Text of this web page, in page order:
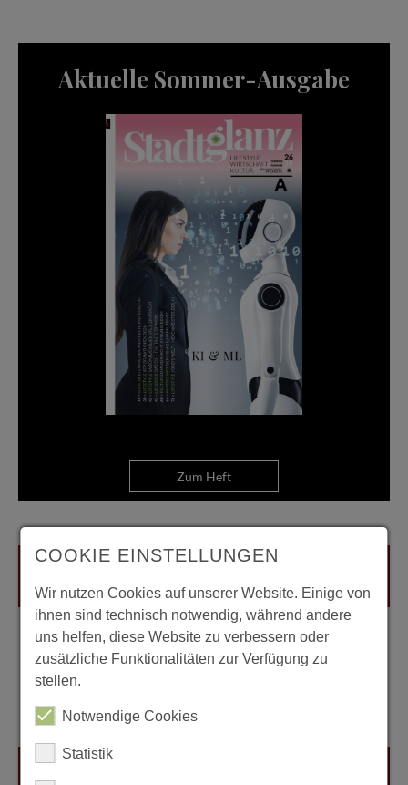
Aktuelle Sommer-Ausgabe
Zum Heft
COOKIE EINSTELLUNGEN
Wir nutzen Cookies auf unserer Website. Einige von
ihnen sind technisch notwendig, während andere
uns helfen, diese Website zu verbessern oder
zusätzliche Funktionalitäten zur Verfügung zu
stellen.
Notwendige Cookies
Statistik